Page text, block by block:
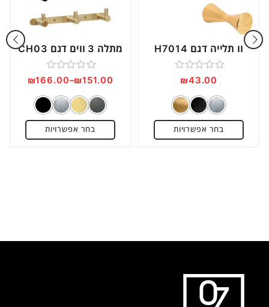
וו תלייה דגם H7014
דורג
0
מתוך
5
₪43.00
בחר אפשרויות
מתלה 3 ווים דגם CH03
דורג
0
מתוך
5
₪151.00
–
₪166.00
בחר אפשרויות